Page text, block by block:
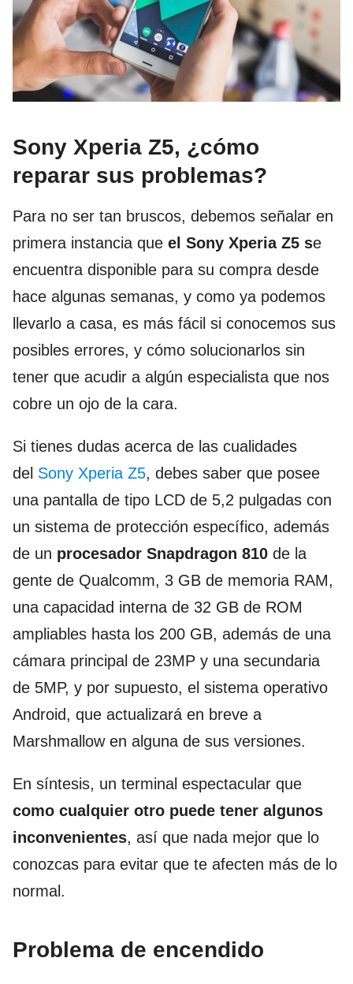
Sony Xperia Z5, ¿cómo
reparar sus problemas?
Para no ser tan bruscos, debemos señalar en
primera instancia que el Sony Xperia Z5 se
encuentra disponible para su compra desde
hace algunas semanas, y como ya podemos
llevarlo a casa, es más fácil si conocemos sus
posibles errores, y cómo solucionarlos sin
tener que acudir a algún especialista que nos
cobre un ojo de la cara.
Si tienes dudas acerca de las cualidades
del Sony Xperia Z5, debes saber que posee
una pantalla de tipo LCD de 5,2 pulgadas con
un sistema de protección específico, además
de un procesador Snapdragon 810 de la
gente de Qualcomm, 3 GB de memoria RAM,
una capacidad interna de 32 GB de ROM
ampliables hasta los 200 GB, además de una
cámara principal de 23MP y una secundaria
de 5MP, y por supuesto, el sistema operativo
Android, que actualizará en breve a
Marshmallow en alguna de sus versiones.
En síntesis, un terminal espectacular que
como cualquier otro puede tener algunos
inconvenientes, así que nada mejor que lo
conozcas para evitar que te afecten más de lo
normal.
Problema de encendido